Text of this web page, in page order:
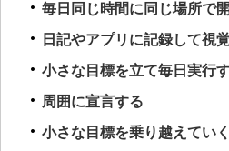
毎日同じ時間に同じ場所で
日記やアプリに記録して視
小さな目標を立て毎日実行
周囲に宣言する
小さな目標を乗り越えていく